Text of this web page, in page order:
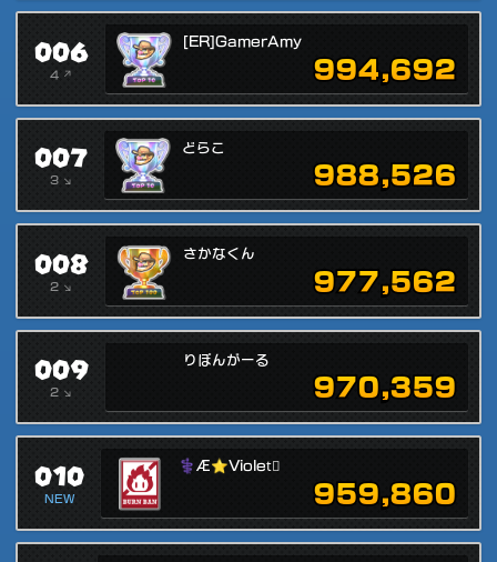
006
4 ↗
[ER]GamerAmy
994,692
007
3 ↘
どらこ
988,526
008
2 ↘
さかなくん
977,562
009
2 ↘
りぼんがーる
970,359
010
NEW
⚕Æ⭐Violet‍♾
959,860